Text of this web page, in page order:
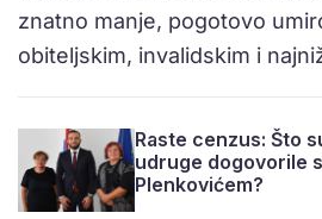
znatno manje, pogotovo
obiteljskim, invalidskim i
Raste cenzus: Što
udruge dogovorile
Plenkovićem?